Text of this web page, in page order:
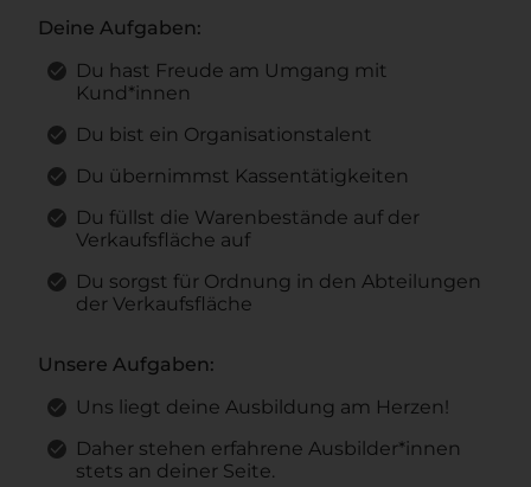
Deine Aufgaben:
Du hast Freude am Umgang mit
Kund*innen
Du bist ein Organisationstalent
Du übernimmst Kassentätigkeiten
Du füllst die Warenbestände auf der
Verkaufsfläche auf
Du sorgst für Ordnung in den Abteilungen
der Verkaufsfläche
Unsere Aufgaben:
Uns liegt deine Ausbildung am Herzen!
Daher stehen erfahrene Ausbilder*innen
stets an deiner Seite.